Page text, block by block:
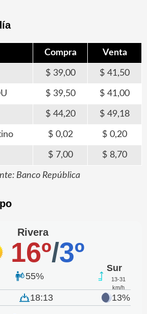
Compra Venta
39,00 41,50
39,50 41,00
44,20 49,18
0,02 0,20
7,00 8,70
Banco República
Rivera
16º/3º
55%
Sur
13-31
km/h
18:13 13%